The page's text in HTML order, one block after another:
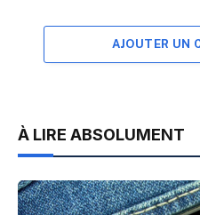
AJOUTER UN
À LIRE ABSOLUMENT